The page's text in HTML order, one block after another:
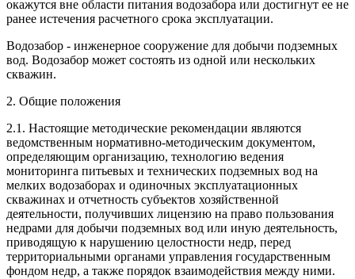
окажутся вне области питания водозабора или достигнут ее не
ранее истечения расчетного срока эксплуатации.
Водозабор - инженерное сооружение для добычи подземных
вод. Водозабор может состоять из одной или нескольких
скважин.
2. Общие положения
2.1. Настоящие методические рекомендации являются
ведомственным нормативно-методическим документом,
определяющим организацию, технологию ведения
мониторинга питьевых и технических подземных вод на
мелких водозаборах и одиночных эксплуатационных
скважинах и отчетность субъектов хозяйственной
деятельности, получивших лицензию на право пользования
недрами для добычи подземных вод или иную деятельность,
приводящую к нарушению целостности недр, перед
территориальными органами управления государственным
фондом недр, а также порядок взаимодействия между ними.